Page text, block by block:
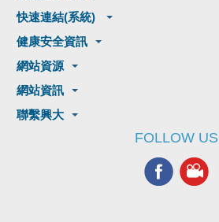
快速連結(系統)
健康安全資訊
網站資源
網站資訊
聯繫興大
FOLLOW US